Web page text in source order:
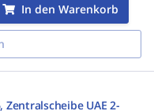
In den Warenkorb
Zentralscheibe UAE 2-